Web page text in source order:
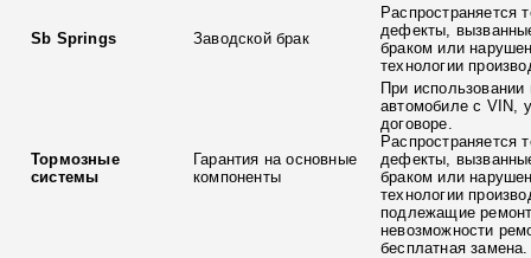
Sb Springs Заводской брак
Распространяется
дефекты,
браком или
технологии
Тормозные
системы
Гарантия на основные
компоненты
При использовании
автомобиле с VIN,
договоре.
Распространяется
дефекты,
браком или
технологии
подлежащие
невозможности
бесплатная замена.